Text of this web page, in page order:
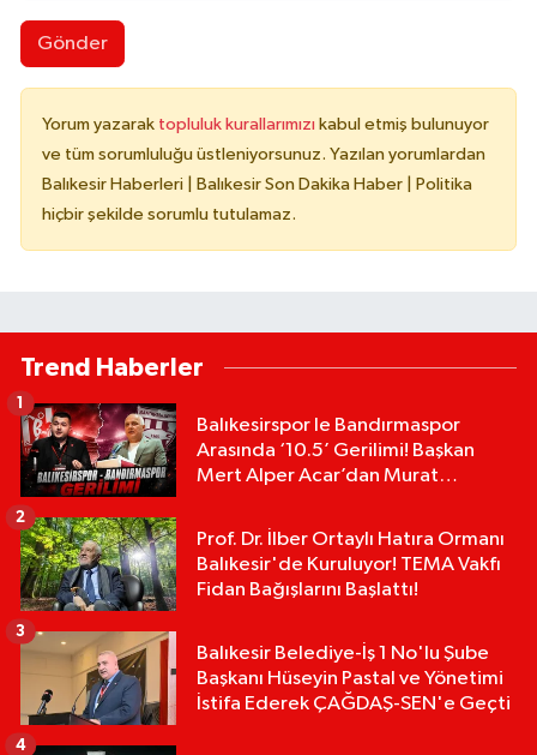
Gönder
Yorum yazarak topluluk kurallarımızı kabul etmiş bulunuyor
ve tüm sorumluluğu üstleniyorsunuz. Yazılan yorumlardan
Balıkesir Haberleri | Balıkesir Son Dakika Haber | Politika
hiçbir şekilde sorumlu tutulamaz.
Trend Haberler
Balıkesirspor le Bandırmaspor
Arasında ‘10.5’ Gerilimi! Başkan
Mert Alper Acar’dan Murat
1
Prof. Dr. İlber Ortaylı Hatıra Ormanı
Balıkesir'de Kuruluyor! TEMA Vakfı
Fidan Bağışlarını Başlattı!
2
Balıkesir Belediye-İş 1 No'lu Şube
Başkanı Hüseyin Pastal ve Yönetimi
İstifa Ederek ÇAĞDAŞ-SEN'e Geçti
3
4